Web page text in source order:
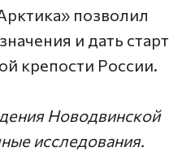
позволил
и дать старт
крепости России.
Новодвинской
исследования.